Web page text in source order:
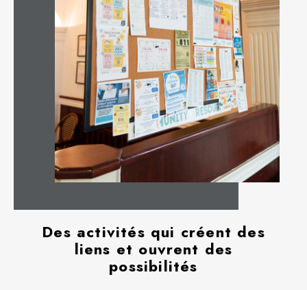
Des activités qui créent des
liens et ouvrent des
possibilités